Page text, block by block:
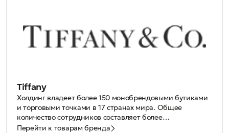
Tiffany
Холдинг владеет более 150 монобрендовыми бутиками
и торговыми точками в 17 странах мира. Общее
количество сотрудников составляет более
8.000 человек.
Меняются эпохи, эстетические идеалы, стили —
Перейти к товарам бренда